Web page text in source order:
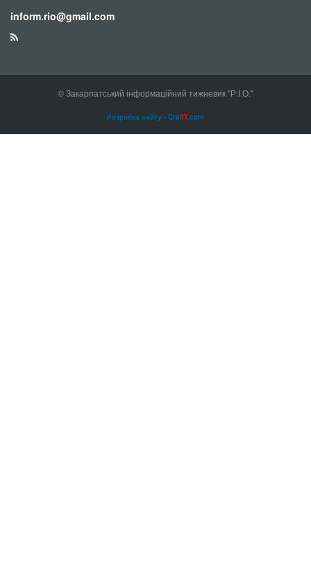
inform.rio@gmail.com
© Закарпатський інформаційний тижневик "Р.І.О."
Розробка сайту - CrafIT.com